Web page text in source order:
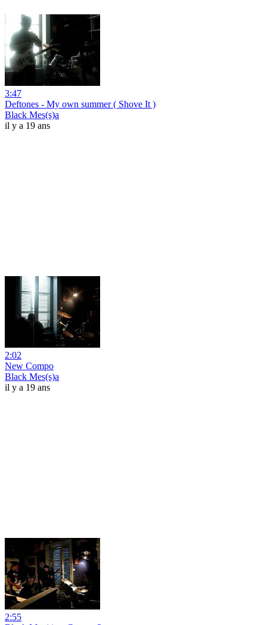
3:47
Deftones - My own summer ( Shove It )
Black Mes(s)a
il y a 19 ans
2:02
New Compo
Black Mes(s)a
il y a 19 ans
2:55